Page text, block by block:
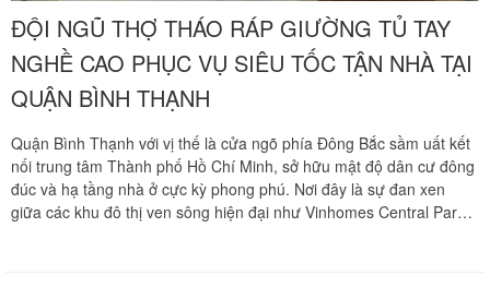
ĐỘI NGŨ THỢ THÁO RÁP GIƯỜNG TỦ TAY
NGHỀ CAO PHỤC VỤ SIÊU TỐC TẬN NHÀ TẠI
QUẬN BÌNH THẠNH
Quận Bình Thạnh với vị thế là cửa ngõ phía Đông Bắc sầm uất kết
nối trung tâm Thành phố Hồ Chí Minh, sở hữu mật độ dân cư đông
đúc và hạ tầng nhà ở cực kỳ phong phú. Nơi đây là sự đan xen
giữa các khu đô thị ven sông hiện đại như Vinhomes Central Park,